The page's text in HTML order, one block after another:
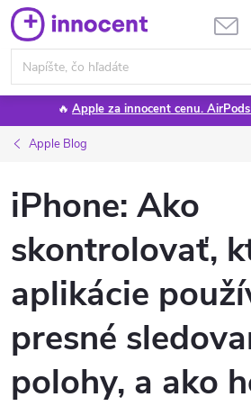
Prejsť
na
obsah
🔥 Apple za innocent cenu.
Apple Blog
iPhone: Ako
skontrolovať,
aplikácie
presné
polohy, a ako